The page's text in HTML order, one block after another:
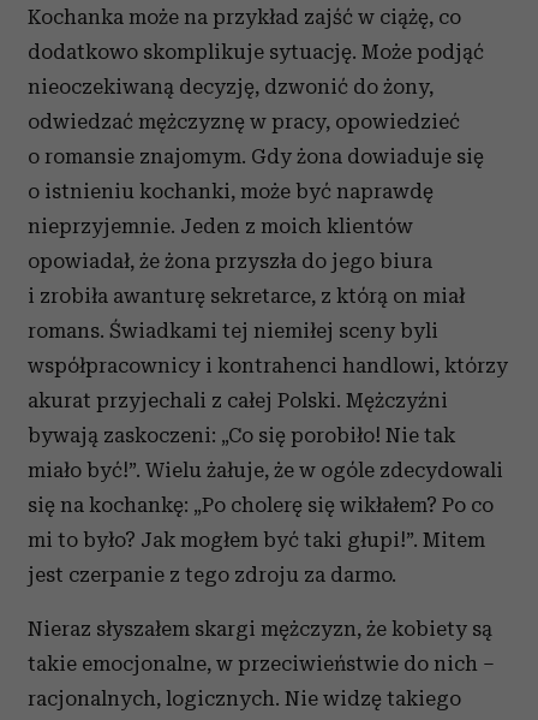
Kochanka może na przykład zajść w ciążę, co
dodatkowo skomplikuje sytuację. Może podjąć
nieoczekiwaną decyzję, dzwonić do żony,
odwiedzać mężczyznę w pracy, opowiedzieć
o romansie znajomym. Gdy żona dowiaduje się
o istnieniu kochanki, może być naprawdę
nieprzyjemnie. Jeden z moich klientów
opowiadał, że żona przyszła do jego biura
i zrobiła awanturę sekretarce, z którą on miał
romans. Świadkami tej niemiłej sceny byli
współpracownicy i kontrahenci handlowi, którzy
akurat przyjechali z całej Polski. Mężczyźni
bywają zaskoczeni: „Co się porobiło! Nie tak
miało być!”. Wielu żałuje, że w ogóle zdecydowali
się na kochankę: „Po cholerę się wikłałem? Po co
mi to było? Jak mogłem być taki głupi!”. Mitem
jest czerpanie z tego zdroju za darmo.
Nieraz słyszałem skargi mężczyzn, że kobiety są
takie emocjonalne, w przeciwieństwie do nich –
racjonalnych, logicznych. Nie widzę takiego